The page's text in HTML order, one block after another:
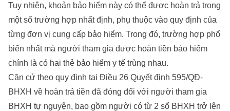
Tuy nhiên, khoản bảo hiểm này có thể được hoàn trả trong
một số trường hợp nhất định, phụ thuộc vào quy định của
từng đơn vị cung cấp bảo hiểm. Trong đó, trường hợp phổ
biến nhất mà người tham gia được hoàn tiền bảo hiểm
chính là có hai thẻ bảo hiểm y tế trùng nhau.
Căn cứ theo quy định tại Điều 26 Quyết định 595/QĐ-
BHXH về hoàn trả tiền đã đóng đối với người tham gia
BHXH tự nguyện, bao gồm người có từ 2 sổ BHXH trở lên